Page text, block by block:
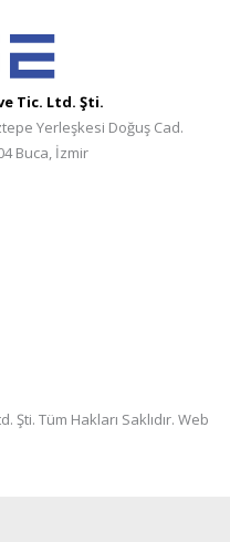
Tic. Ltd. Şti.
Yerleşkesi Doğuş Cad.
Buca, İzmir
Tüm Hakları Saklıdır. Web